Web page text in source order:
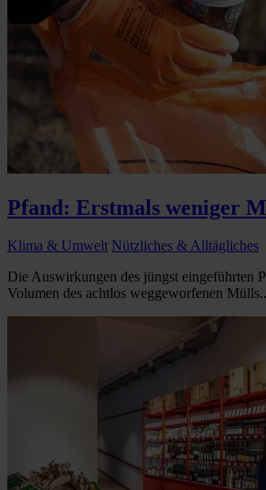
Pfand: Erstmals weniger
Klima & Umwelt Nützliches & Alltägliches
Die Auswirkungen des jüngst eingeführten
Volumen des achtlos weggeworfenen